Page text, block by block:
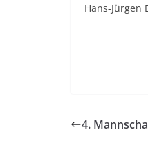
Hans-Jürgen
4.